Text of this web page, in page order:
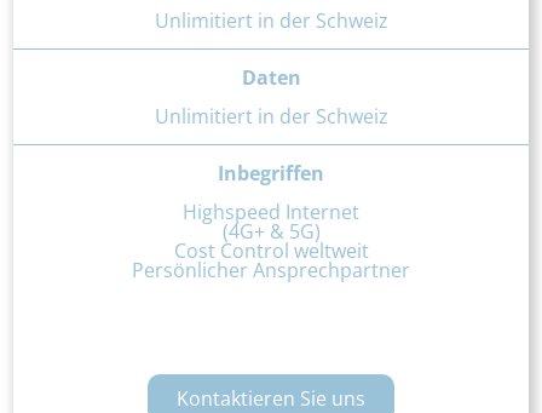
Unlimitiert in der Schweiz
Daten
Unlimitiert in der Schweiz
Inbegriffen
Highspeed Internet
(4G+ & 5G)
Cost Control weltweit
Persönlicher Ansprechpartner
Kontaktieren Sie uns